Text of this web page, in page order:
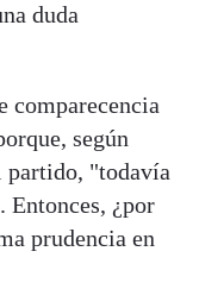
duda
comparecencia
según
partido, "todavía
Entonces, ¿por
prudencia en